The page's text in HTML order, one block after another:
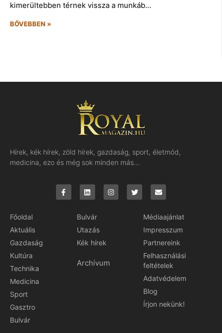
kimerültebben térnek vissza a munkáb…
BŐVEBBEN »
Hírek, kék hírek, zöld hírek, gazdaság, sport, életmód,
medicina, ezo és még sok minden más…
Főoldal
Aktuális
Gazdaság
Kultúra
Technika
Medicina
Sport
Gasztro
Bulvár
Bulvár
Utazás
Kék hírek
Archívum
Médiaajánlat
Impresszum
Partnereink
Felhasználási
feltételek
Adatvédelem
Blog
Írjon nekünk!